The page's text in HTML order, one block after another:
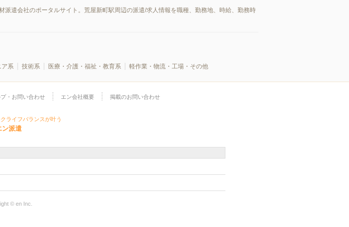
遣会社のポータルサイト。荒屋新町駅周辺の派遣/求人情報を職種、勤務地、時給、勤務時
ア系 技術系 医療・介護・福祉・教育系 軽作業・物流・工場・その他
・お問い合わせ エン会社概要 掲載のお問い合わせ
ライフバランスが叶う
ン派遣
© en Inc.